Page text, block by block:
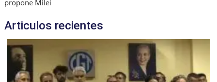
propone Milei
Articulos recientes